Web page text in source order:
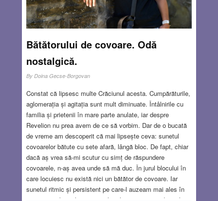
Bătătorului de covoare. Odă
nostalgică.
By Doina Gecse-Borgovan
Constat că lipsesc multe Crăciunul acesta. Cumpărăturile,
aglomerația și agitația sunt mult diminuate. Întâlnirile cu
familia și prietenii în mare parte anulate, iar despre
Revelion nu prea avem de ce să vorbim. Dar de o bucată
de vreme am descoperit că mai lipsește ceva: sunetul
covoarelor bătute cu sete afară, lângă bloc. De fapt, chiar
dacă aș vrea să-mi scutur cu simț de răspundere
covoarele, n-aș avea unde să mă duc. În jurul blocului în
care locuiesc nu există nici un bătător de covoare. Iar
sunetul ritmic și persistent pe care-l auzeam mai ales în